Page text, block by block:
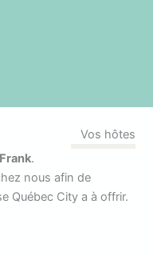
Vos hôtes
.
nous afin de
Québec City a à offrir.